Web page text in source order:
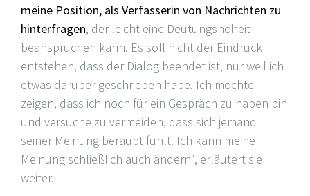
meine Position, als Verfasserin von Nachrichten zu
hinterfragen, der leicht eine Deutungshoheit
beanspruchen kann. Es soll nicht der Eindruck
entstehen, dass der Dialog beendet ist, nur weil ich
etwas darüber geschrieben habe. Ich möchte
zeigen, dass ich noch für ein Gespräch zu haben bin
und versuche zu vermeiden, dass sich jemand
seiner Meinung beraubt fühlt. Ich kann meine
Meinung schließlich auch ändern“, erläutert sie
weiter.